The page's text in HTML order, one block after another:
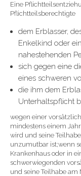
Eine
Pflichtteilsberechtigte
dem Erblasser,
Enkelkind oder
nahestehenden
sich gegen eine
eines schweren
die ihm dem
Unterhaltspflicht
wegen einer
mindestens einem
wird und seine
unzumutbar ist;wenn
Krankenhaus oder in
schwerwiegenden
und seine Teilhabe